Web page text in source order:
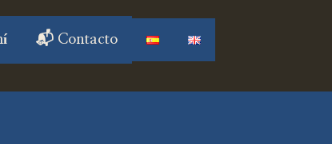
📬 Contacto